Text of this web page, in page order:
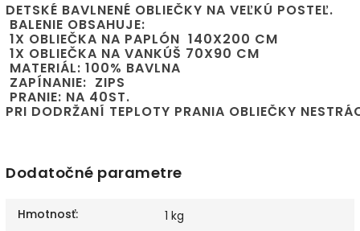
DETSKÉ BAVLNENÉ OBLIEČKY NA VEĽKÚ POSTEĽ.
BALENIE OBSAHUJE:
1X OBLIEČKA NA PAPLÓN  140X200 CM
1X OBLIEČKA NA VANKÚŠ 70X90 CM
MATERIÁL:
ZAPÍNANIE:  ZIPS
PRANIE: NA 40ST.
PRI DODRŽANÍ TEPLOTY PRANIA OBLIEČKY
Dodatočné parametre
Hmotnosť:
1 kg